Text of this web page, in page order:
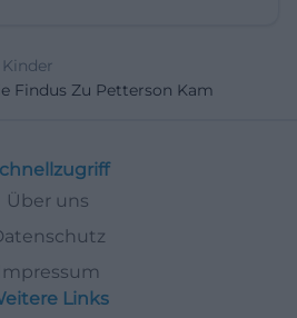
Kinder
Findus Zu Petterson Kam
Über uns
Impressum
Links